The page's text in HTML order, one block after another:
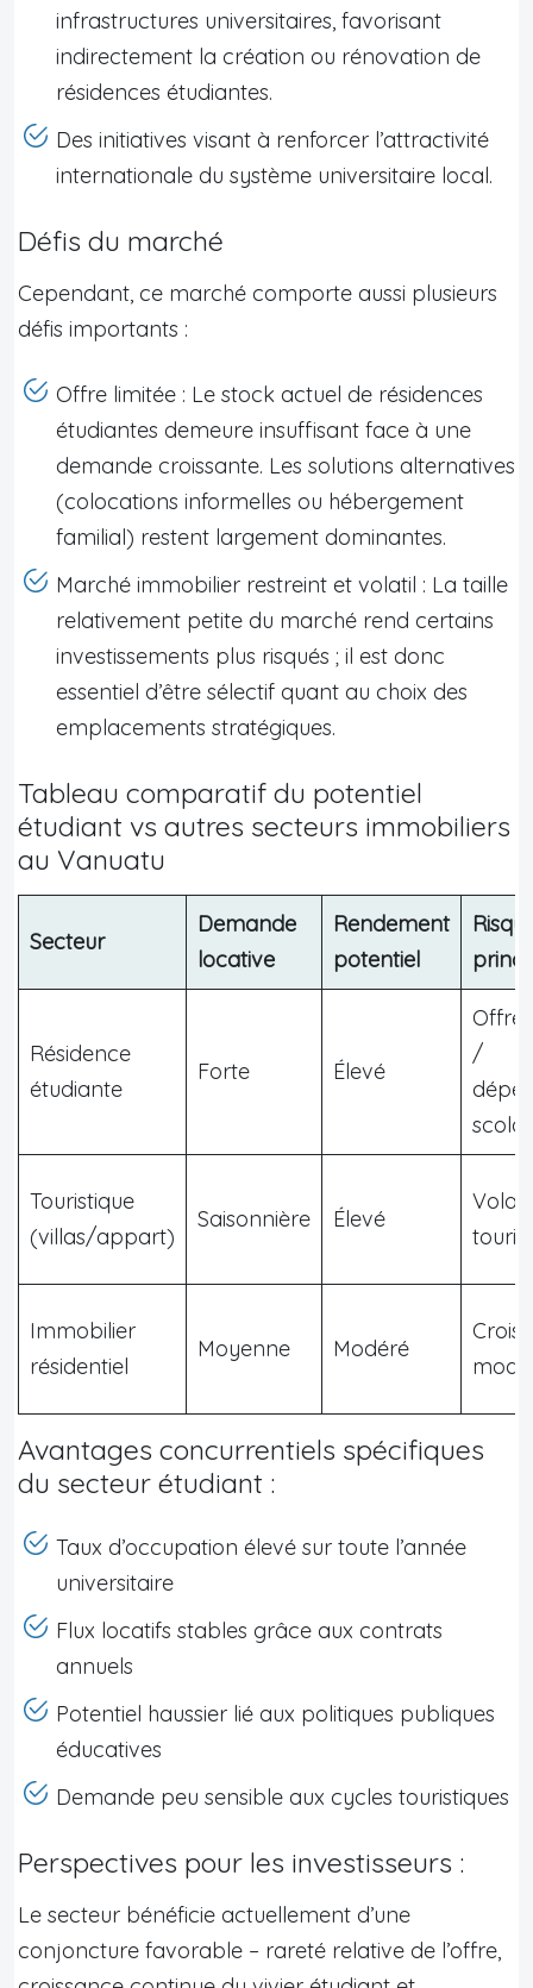
infrastructures universitaires, favorisant
indirectement la création ou rénovation de
résidences étudiantes.
Des initiatives visant à renforcer l’attractivité
internationale du système universitaire local.
Défis du marché
Cependant, ce marché comporte aussi plusieurs
défis importants :
Offre limitée : Le stock actuel de résidences
étudiantes demeure insuffisant face à une
demande croissante. Les solutions alternatives
(colocations informelles ou hébergement
familial) restent largement dominantes.
Marché immobilier restreint et volatil : La taille
relativement petite du marché rend certains
investissements plus risqués ; il est donc
essentiel d’être sélectif quant au choix des
emplacements stratégiques.
Tableau comparatif du potentiel
étudiant vs autres secteurs immobiliers
au Vanuatu
Secteur
Demande
locative
Rendement
potentiel
Résidence
étudiante
Forte Élevé
Offre
/
Touristique
(villas/appart)
Saisonnière Élevé
Immobilier
résidentiel
Moyenne Modéré
Avantages concurrentiels spécifiques
du secteur étudiant :
Taux d’occupation élevé sur toute l’année
universitaire
Flux locatifs stables grâce aux contrats
annuels
Potentiel haussier lié aux politiques publiques
éducatives
Demande peu sensible aux cycles touristiques
Perspectives pour les investisseurs :
Le secteur bénéficie actuellement d’une
conjoncture favorable – rareté relative de l’offre,